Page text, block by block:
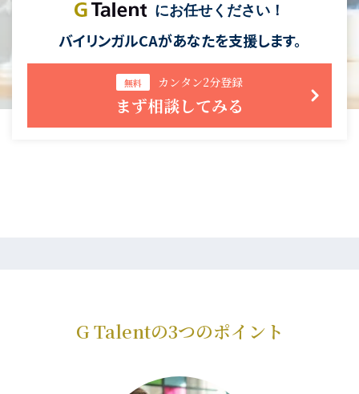
にお任せください！
バイリンガルCAがあなたを支援します。
無料 カンタン2分登録
まず相談してみる
G Talentの3つのポイント